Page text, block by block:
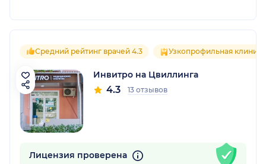
Средний рейтинг врачей 4.3 Узкопрофильная клиника
Инвитро на Цвиллинга
4.3 13 отзывов
Лицензия проверена